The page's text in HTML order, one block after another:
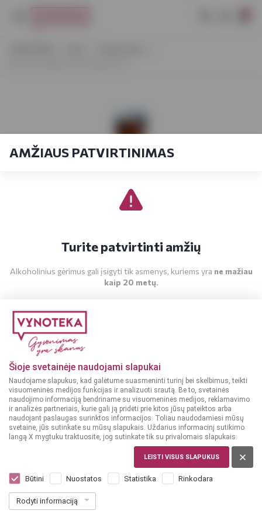
Šioje svetainėje naudojami slapukai
Naudojame slapukus, kad galėtume suasmeninti turinį bei skelbimus, teikti
visuomeninės medijos funkcijas ir analizuoti srautą. Be to, svetainės
naudojimo informaciją bendriname su visuomeninės medijos, reklamavimo
ir analizės partneriais, kurie gali ją pridėti prie kitos jūsų pateiktos arba
naudojant paslaugas surinktos informacijos. Toliau naudodamiesi mūsų
svetaine, jūs sutinkate su mūsų slapukais. Uždarius informacinį sutikimo
langą X mygtuku traktuosite, jog sutinkate tik su privalomais slapukais.
LEISTI VISUS SLAPUKUS
Būtini Nuostatos Statistika Rinkodara
Rodyti informaciją
AMŽIAUS PATVIRTINIMAS
Turite patvirtinti amžių
Alkoholinius gėrimus gali įsigyti tik asmenys, kuriems yra ne mažiau
kaip 20 metų.
Bohemia Regent Dark Lager 0,5 L
Dar nėra balsų, galite įvertinti
69